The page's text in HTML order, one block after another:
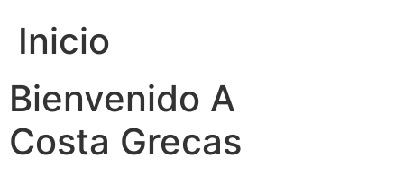
Inicio
Bienvenido A
Costa Grecas